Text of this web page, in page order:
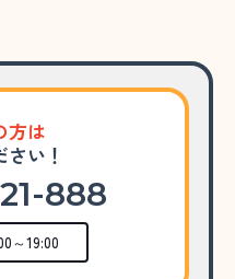
方は
い！
888
～19:00